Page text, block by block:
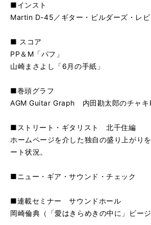
■インスト
Martin D-45／ギター・ビルダーズ・レビ
■ スコア
PP＆M「パフ」
山崎まさよし「6月の手紙」
■巻頭グラフ
AGM Guitar Graph 内田勘太郎のチャキ
■ストリート・ギタリスト 北千住編
ホームページを介した独自の盛り上がり
ート状況。
■ニュー・ギア・サウンド・チェック
■連載セミナー サウンドホール
岡崎倫典（「愛はきらめきの中に」ビージ